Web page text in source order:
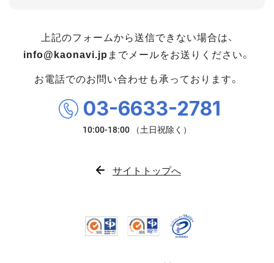
上記のフォームから送信できない場合は、
info@kaonavi.jp までメールをお送りください。
お電話でのお問い合わせも承っております。
03-6633-2781
サイトトップへ